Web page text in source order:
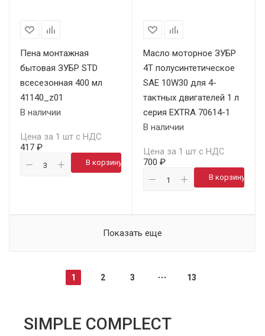
Пена монтажная
бытовая ЗУБР STD
всесезонная 400 мл
41140_z01
В наличии
Цена за 1 шт с НДС
417 ₽
В корзину
Масло моторное ЗУБР
4Т полусинтетическое
SAE 10W30 для 4-
тактных двигателей 1 л
серия EXTRA 70614-1
В наличии
Цена за 1 шт с НДС
700 ₽
В корзину
Показать еще
1 2 3 13
SIMPLE COMPLECT